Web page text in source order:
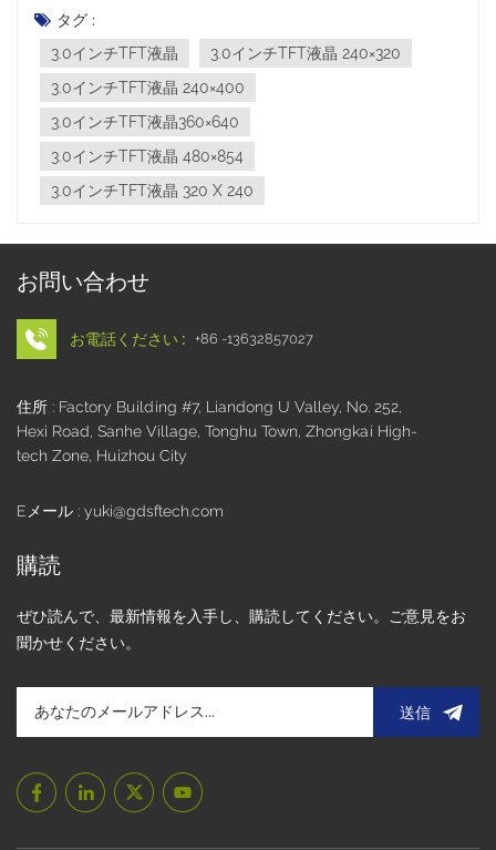
により、人気のある選択肢となっています。Guangdong
Shengfeng Technology の主要製品の 1 つとして、この記事
では 3.0 インチ画面の技術的パラメータを詳細に分析し、最
適なアプリケーション ソリューションを紹介します。 I. 3.0
インチTFT LCDのサイズ定義「3.0インチ」のサイズは画面の
対角線の長さを指し、換算すると7.62cmとなります。3.0イン
チTFTディスプレイ画面の長さと幅はアスペクト比によって
異なります。​クラシック 4:3 アスペクト比: 6.096 cm (長さ) ×
4.572 cm (幅)​ワイドスクリーン 16:9 アスペクト比: 6.6416 cm
る 3.0 インチ TFT LCD モジュールの外観サイズは異なる場
応じて調整する必要があります。 II. 3.0インチの一般的な解像
度、その特徴と用途​ポートレートモード:​3.0インチTFT液晶
ル密度を備えた初期の仕様。12 時や 3 時などの単一の視野角
を備え、基本的なグラフィックおよびテキスト表示の要件を
満たしています。​小型のハンドヘルドデバイスでよく使用さ
格の電子機器で広く使用されています。3.0インチTFT液晶
4:3 画面よりも 40% 多くの水平コンテンツを表示できます。
す。ほとんどが全視野角仕様で、水平方向と垂直方向の視野
角は最大 180 度です。電子書籍リーダー、電子棚札 (ESL)、
り、繊細な画像やテキストを表示できます。主に IPS テクノ
ロジーを採用し、完全な視野角と強化されたグレースケール
ン、スマートウォッチ、ポータブルゲーム機によく見られま
す。3.0インチTFT液晶 480×854:​326 PPI のピクセル密度を備
タグ :
3.0インチTFT液晶
3.0インチTFT液晶 240×320
3.0インチTFT液晶 240×400
3.0インチTFT液晶360×640
3.0インチTFT液晶 480×854
3.0インチTFT液晶 320 X 240
お問い合わせ
お電話ください : +86 -13632857027
住所 : Factory Building #7, Liandong U Valley, No. 252,
Hexi Road, Sanhe Village, Tonghu Town, Zhongkai High-
tech Zone, Huizhou City
Eメール : yuki@gdsftech.com
購読
ぜひ読んで、最新情報を入手し、購読してください。ご意見をお
聞かせください。
送信